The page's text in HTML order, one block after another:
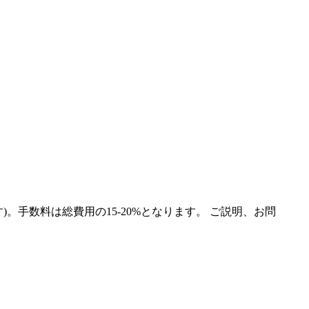
手数料は総費用の15-20%となります。 ご説明、お問